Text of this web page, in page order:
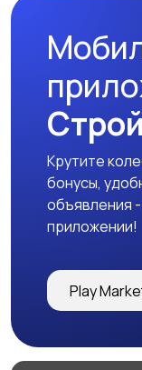
Крутите
бонусы,
объявления
приложении!
Play